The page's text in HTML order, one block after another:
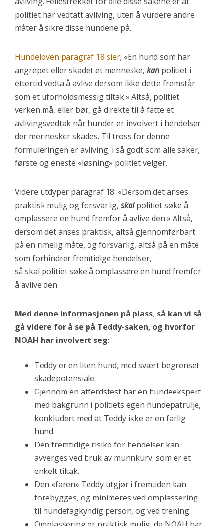
politiet har vedtatt avliving, uten å vurdere andre
måter å sikre disse hundene på.
Hundeloven paragraf 18 sier; «En hund som har
angrepet eller skadet et menneske, kan politiet i
ettertid vedta å avlive dersom ikke dette fremstår
som et uforholdsmessig tiltak.» Altså, politiet
verken må, eller bør, gå direkte til å fatte et
avlivingsvedtak når hunder er involvert i hendelser
der mennesker skades. Til tross for denne
formuleringen er avliving, i så godt som alle saker,
første og eneste «løsning» politiet velger.
Videre utdyper paragraf 18: «Dersom det anses
praktisk mulig og forsvarlig, skalpolitiet søke å
omplassere en hund fremfor å avlive den.» Altså,
dersom det anses praktisk, altså gjennomførbart
på en rimelig måte, og forsvarlig, altså på en måte
som forhindrer fremtidige hendelser,
så skal politiet søke å omplassere en hund fremfor
å avlive den.
Med denne informasjonen på plass, så kan vi så
gå videre for å se på Teddy-saken, og hvorfor
NOAH har involvert seg:
Teddy er en liten hund, med svært begrenset
skadepotensiale.
Gjennom en atferdstest har en hundeekspert
med bakgrunn i politiets egen hundepatrulje,
konkludert med at Teddy ikke er en farlig
hund.
Den fremtidige risiko for hendelser kan
avverges ved bruk av munnkurv, som er et
enkelt tiltak.
Den «faren» Teddy utgjør i fremtiden kan
forebygges, og minimeres ved omplassering
til hundefagkyndig person, og ved trening.